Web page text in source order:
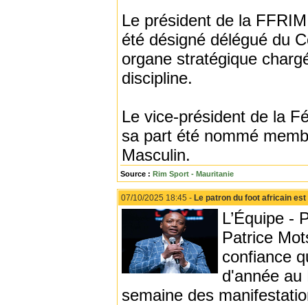
Le président de la
été désigné délégué du
organe stratégique
discipline.
Le vice-président de la
sa part été nommé
Masculin.
Source : Rim Sport - Mauritanie
07/10/2025 18:45 - Le patron du foot africain
L’Équipe -
Patrice
confiance
d'année au
semaine des